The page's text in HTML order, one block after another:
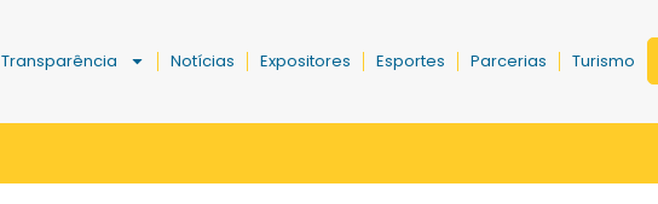
Transparência Notícias Expositores Esportes Parcerias Turismo